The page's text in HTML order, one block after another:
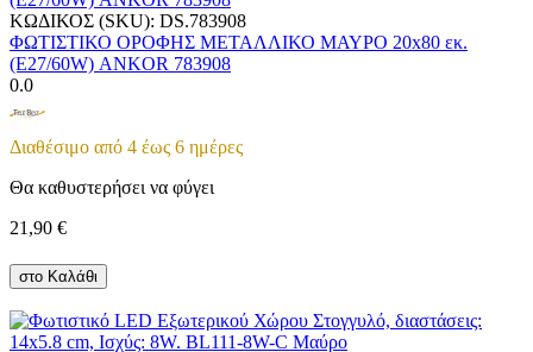
ΚΩΔΙΚΟΣ (SKU): DS.783908
ΦΩΤΙΣΤΙΚΟ ΟΡΟΦΗΣ ΜΕΤΑΛΛΙΚΟ ΜΑΥΡΟ 20x80 εκ.
(Ε27/60W) ANKOR 783908
0.0
Διαθέσιμο από 4 έως 6 ημέρες
Θα καθυστερήσει να φύγει
21,90 €
στο Καλάθι